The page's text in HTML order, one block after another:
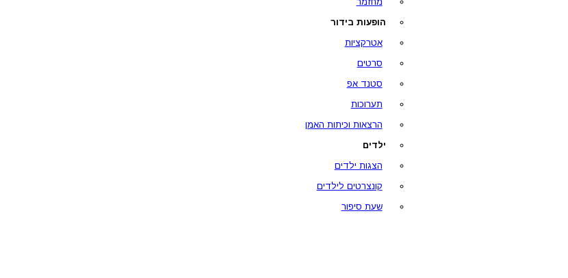
הופעות בידור
אטרקציות
סרטים
סטנד אפ
תערוכות
הרצאות וכיתות האמן
ילדים
הצגות ילדים
קונצרטים לילדים
שעת סיפור